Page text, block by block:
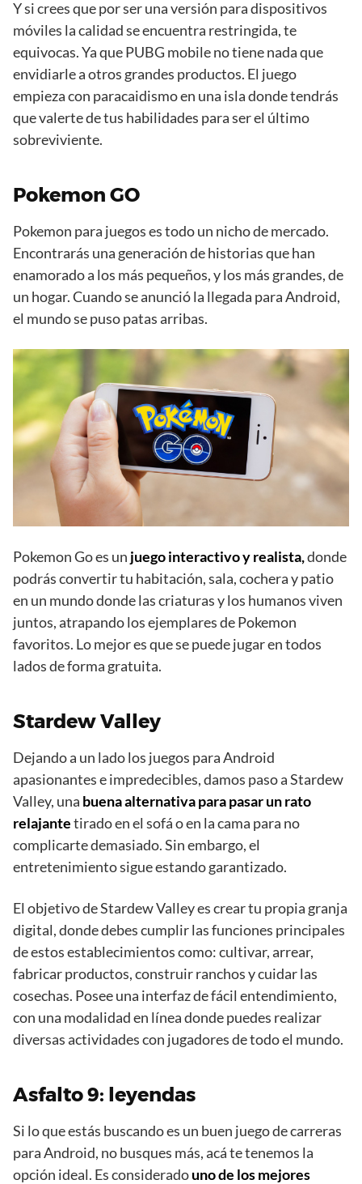
Y si crees que por ser una versión para dispositivos
móviles la calidad se encuentra restringida, te
equivocas. Ya que PUBG mobile no tiene nada que
envidiarle a otros grandes productos. El juego
empieza con paracaidismo en una isla donde tendrás
que valerte de tus habilidades para ser el último
sobreviviente.
Pokemon GO
Pokemon para juegos es todo un nicho de mercado.
Encontrarás una generación de historias que han
enamorado a los más pequeños, y los más grandes, de
un hogar. Cuando se anunció la llegada para Android,
el mundo se puso patas arribas.
Pokemon Go es un juego interactivo y realista,donde
podrás convertir tu habitación, sala, cochera y patio
en un mundo donde las criaturas y los humanos viven
juntos, atrapando los ejemplares de Pokemon
favoritos. Lo mejor es que se puede jugar en todos
lados de forma gratuita.
Stardew Valley
Dejando a un lado los juegos para Android
apasionantes e impredecibles, damos paso a Stardew
Valley, una buena alternativa para pasar un rato
relajantetirado en el sofá o en la cama para no
complicarte demasiado. Sin embargo, el
entretenimiento sigue estando garantizado.
El objetivo de Stardew Valley es crear tu propia granja
digital, donde debes cumplir las funciones principales
de estos establecimientos como: cultivar, arrear,
fabricar productos, construir ranchos y cuidar las
cosechas. Posee una interfaz de fácil entendimiento,
con una modalidad en línea donde puedes realizar
diversas actividades con jugadores de todo el mundo.
Asfalto 9: leyendas
Si lo que estás buscando es un buen juego de carreras
para Android, no busques más, acá te tenemos la
opción ideal. Es consideradouno de los mejores